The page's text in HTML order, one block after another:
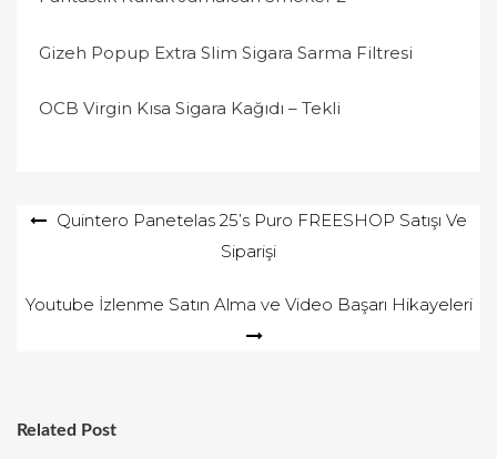
Gizeh Popup Extra Slim Sigara Sarma Filtresi
OCB Virgin Kısa Sigara Kağıdı – Tekli
YazıQuintero Panetelas 25’s Puro FREESHOP Satışı Ve
Siparişi
Youtube İzlenme Satın Alma ve Video Başarı Hikayeleri
Related Post